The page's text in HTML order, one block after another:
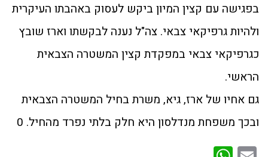
בפגישה עם קצין המיון ביקש לעסוק באהבתו העיקרית
ולהיות גרפיקאי צבאי. צה"ל נענה לבקשתו וארז שובץ
כגרפיקאי צבאי במפקדת קצין המשטרה הצבאית
הראשי.
גם אחיו של ארז, גיא, משרת בחיל המשטרה הצבאית
ובכך משפחת מנדלסון היא חלק בלתי נפרד מהחיל. 0